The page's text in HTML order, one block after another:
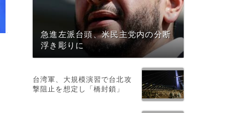
急進左派台頭、米民主党内の分断
浮き彫りに
台湾軍、大規模演習で台北攻
撃阻止を想定し「橋封鎖」